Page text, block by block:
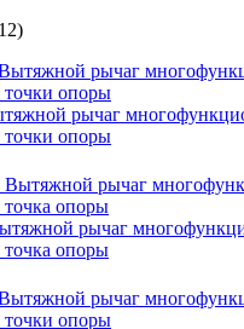
Цены:
убыванию
рычаг
точки опоры
рычаг
точка опоры